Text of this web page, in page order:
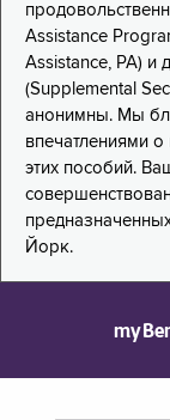
Assistance
Assistance, PA) и
(Supplemental
анонимны. Мы
впечатлениями
этих пособий.
Йорк.